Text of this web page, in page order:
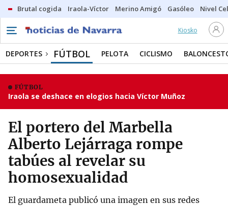
Brutal cogida Iraola-Víctor Merino Amigó Gasóleo Nivel
Kiosko
DEPORTES FÚTBOL PELOTA CICLISMO
FÚTBOL
Iraola se deshace en elogios hacia Víctor Muñoz
El portero del Marbella
Alberto Lejárraga rompe
tabúes al revelar su
homosexualidad
El guardameta publicó una imagen en sus redes